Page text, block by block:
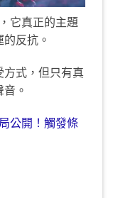
它真正的主題
反抗。
方式，但只有真
。
公開！觸發條